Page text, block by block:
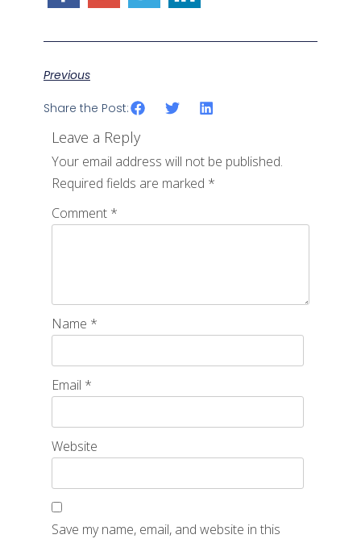
Previous
Share the Post:
Leave a Reply
Your email address will not be published.
Required fields are marked *
Comment *
Name *
Email *
Website
Save my name, email, and website in this